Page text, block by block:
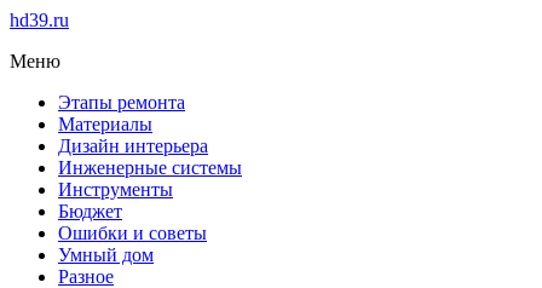
hd39.ru
Меню
Этапы ремонта
Материалы
Дизайн интерьера
Инженерные системы
Инструменты
Бюджет
Ошибки и советы
Умный дом
Разное